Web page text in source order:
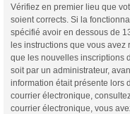
Vérifiez en premier lieu que
soient corrects. Si la
spécifié avoir en dessous de
les instructions que vous avez
que les nouvelles inscriptions
soit par un administrateur,
information était présente lors
courrier électronique,
courrier électronique, vous